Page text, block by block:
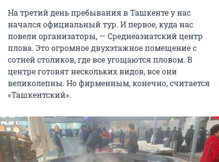
На третий день пребывания в Ташкенте у нас
начался официальный тур. И первое, куда нас
повели организаторы, — Среднеазиатский центр
плова. Это огромное двухэтажное помещение с
сотней столиков, где все угощаются пловом. В
центре готовят нескольких видов, все они
великолепны. Но фирменным, конечно, считается
«Ташкентский».